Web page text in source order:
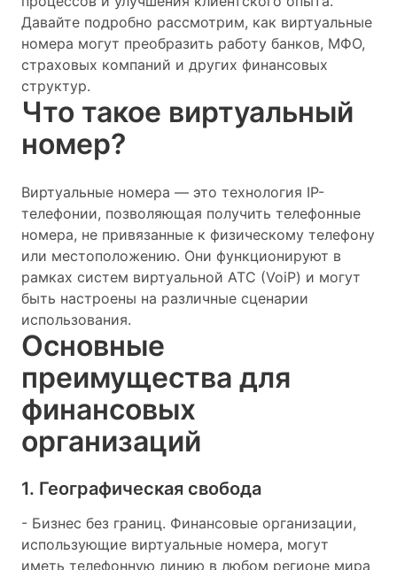
Давайте подробно рассмотрим, как виртуальные
номера могут преобразить работу банков, МФО,
страховых компаний и других финансовых
структур.
Что такое виртуальный
номер?
Виртуальные номера — это технология IP-
телефонии, позволяющая получить телефонные
номера, не привязанные к физическому телефону
или местоположению. Они функционируют в
рамках систем виртуальной АТС (VoiP) и могут
быть настроены на различные сценарии
использования.
Основные
преимущества для
финансовых
организаций
1. Географическая свобода
- Бизнес без границ. Финансовые организации,
использующие виртуальные номера, могут
иметь телефонную линию в любом регионе мира